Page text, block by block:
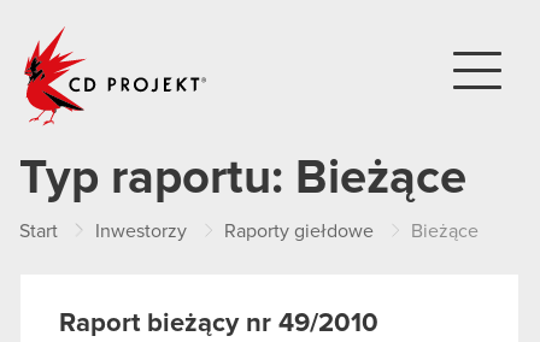
Typ raportu: Bieżące
Start Inwestorzy Raporty giełdowe Bieżące
Raport bieżący nr 49/2010